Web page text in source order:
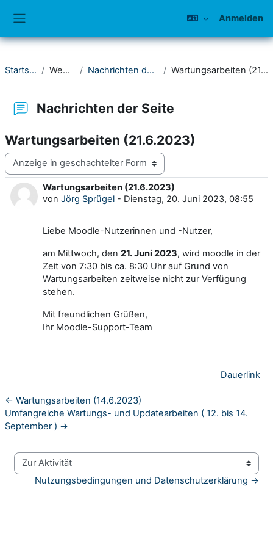
Anmelden
Startseite Website Nachrichten der Seite Wartungsarbeiten (21.6.2023)
Nachrichten der Seite
Wartungsarbeiten (21.6.2023)
Anzeigemodus
Wartungsarbeiten (21.6.2023)
von Jörg Sprügel - Dienstag, 20. Juni 2023, 08:55
Anzahl Antworten: 0
Liebe Moodle-Nutzerinnen und -Nutzer,
am Mittwoch, den 21. Juni 2023, wird moodle in der
Zeit von 7:30 bis ca. 8:30 Uhr auf Grund von
Wartungsarbeiten zeitweise nicht zur Verfügung
stehen.
Mit freundlichen Grüßen,
Ihr Moodle-Support-Team
Dauerlink
← Wartungsarbeiten (14.6.2023)
Umfangreiche Wartungs- und Updatearbeiten ( 12. bis 14.
September ) →
Zur Aktivität
Nutzungsbedingungen und Datenschutzerklärung →